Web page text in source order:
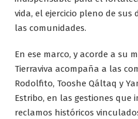
vida, el ejercicio pleno de
las comunidades.
En ese marco, y acorde a su
Tierraviva acompaña a las
Rodolfito, Tooshe Qáltaq y
Estribo, en las gestiones que
reclamos históricos